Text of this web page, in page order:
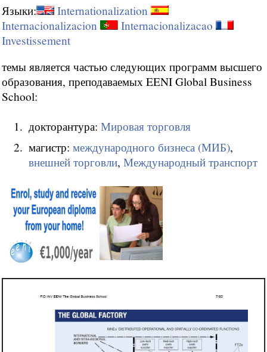
Языки:
Internationalization
Internacionalizacion
Internacionalizacao
Investissement
темы является частью следующих программ высшего
образования, преподаваемых EENI Global Business
School:
докторантура: Мировая торговля
магистр: международного бизнеса (МИБ),
внешней торговли, Международный транспорт